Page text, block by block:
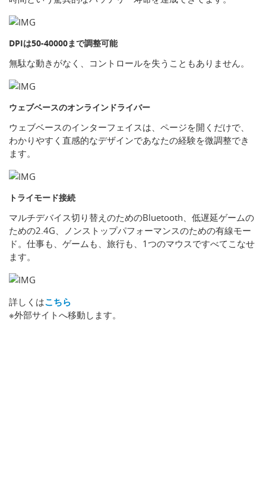
DPIは50-40000まで調整可能
無駄な動きがなく、コントロールを失うこともありません。
ウェブベースのオンラインドライバー
ウェブベースのインターフェイスは、ページを開くだけで、
わかりやすく直感的なデザインであなたの経験を微調整でき
ます。
トライモード接続
マルチデバイス切り替えのためのBluetooth、低遅延ゲームの
ための2.4G、ノンストップパフォーマンスのための有線モー
ド。仕事も、ゲームも、旅行も、1つのマウスですべてこなせ
ます。
詳しくはこちら
※外部サイトへ移動します。